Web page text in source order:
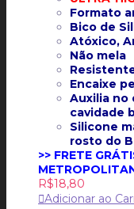
Formato
Bico de
Atóxico,
Não mela
Encaixe
Auxilia no
cavidade
Silicone
rosto do
>> FRETE
R$18,80
Adicionar ao